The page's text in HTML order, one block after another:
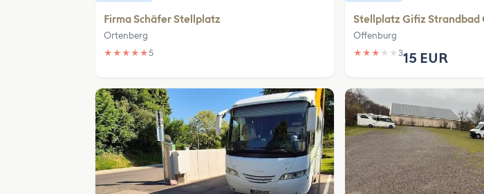
Firma Schäfer Stellplatz
Ortenberg
★ ★ ★ ★ ★5
Stellplatz Gifiz Strandbad
Offenburg
★ ★ ★ ★ ★315 EUR